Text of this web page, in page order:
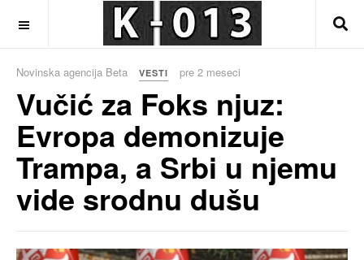
Novinska agencija Beta VESTI pre 2 meseci
Vučić za Foks njuz:
Evropa demonizuje
Trampa, a Srbi u njemu
vide srodnu dušu